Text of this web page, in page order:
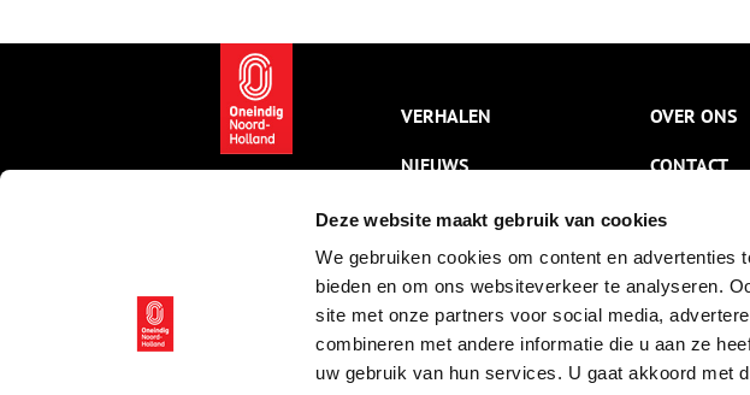
Deze website maakt gebruik van cookies
We gebruiken cookies om content en
bieden en om ons websiteverkeer te analyseren.
site met onze partners voor social media,
combineren met andere informatie die u aan ze
uw gebruik van hun services. U gaat akkoord met
VERHALEN
NIEUWS
KALENDER
THEMA’S
ACTIVITEITEN
VIDEO’S
OVER ONS
CONTACT
PRIVACY